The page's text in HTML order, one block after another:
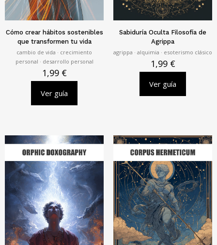
Cómo crear hábitos sostenibles
que transformen tu vida
cambio de vida · crecimiento
personal · desarrollo personal
1,99 €
Ver guía
Sabiduría Oculta Filosofía de
Agrippa
agrippa · alquimia · esoterismo clásico
1,99 €
Ver guía